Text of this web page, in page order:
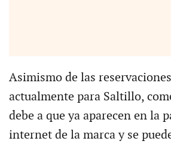
Asimismo de las
actualmente para Saltillo,
debe a que ya aparecen en la
internet de la marca y se